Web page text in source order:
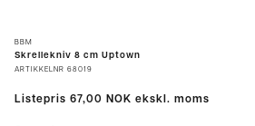
BBM
Skrellekniv 8 cm Uptown
ARTIKKELNR 68019
Listepris 67,00 NOK ekskl. moms